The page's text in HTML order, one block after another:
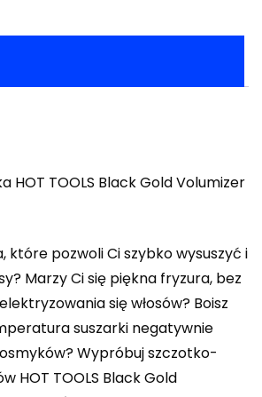
HOT TOOLS Black Gold Volumizer
które pozwoli Ci szybko wysuszyć i
Marzy Ci się piękna fryzura, bez
się włosów? Boisz
suszarki negatywnie
Wypróbuj szczotko-
HOT TOOLS Black Gold